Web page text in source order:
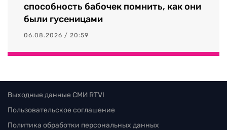
способность бабочек помнить, как они
были гусеницами
06.08.2026 / 20:59
Выходные данные СМИ RTVI
Пользовательское соглашение
Политика обработки персональных данных